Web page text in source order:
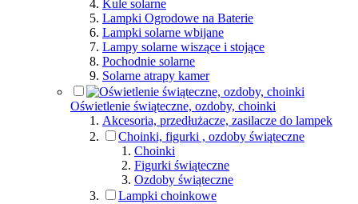
Kule solarne
Lampki Ogrodowe na Baterie
Lampki solarne wbijane
Lampy solarne wiszące i stojące
Pochodnie solarne
Solarne atrapy kamer
Oświetlenie świąteczne, ozdoby, choinki
Akcesoria, przedłużacze, zasilacze do lampek
Choinki, figurki , ozdoby świąteczne
Choinki
Figurki świąteczne
Ozdoby świąteczne
Lampki choinkowe